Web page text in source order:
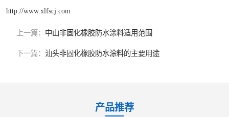
http://www.xlfscj.com
上一篇： 中山非固化橡胶防水涂料适用范围
下一篇： 汕头非固化橡胶防水涂料的主要用途
产品推荐